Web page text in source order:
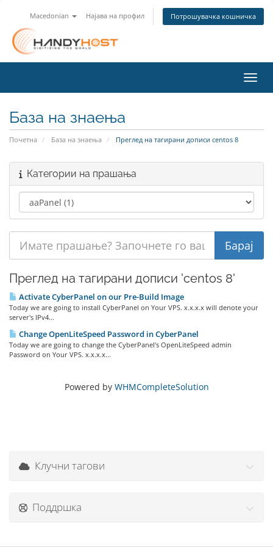
Macedonian Најава на профил Потрошувачка кошничка
База на знаења
Почетна База на знаења Преглед на тагирани дописи centos 8
Категории на прашања
Преглед на тагирани дописи 'centos 8'
Activate CyberPanel on our Pre-Build Image
Today we are going to install CyberPanel on Your VPS. x.x.x.x will denote your
server's IPv4...
Change OpenLiteSpeed Password in CyberPanel
Today we are going to change the CyberPanel's OpenLiteSpeed admin
Password on Your VPS. x.x.x.x...
Powered by WHMCompleteSolution
Клучни тагови
Поддршка